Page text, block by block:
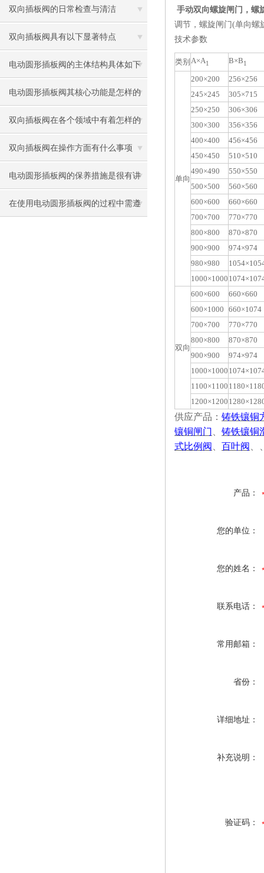
的多元应用
双向插板阀的日常检查与清洁
双向插板阀具有以下显著特点
电动圆形插板阀的主体结构具体如下
电动圆形插板阀其核心功能是怎样的
呢？
双向插板阀在各个领域中有着怎样的
作用呢？
双向插板阀在操作方面有什么事项
呢？
电动圆形插板阀的保养措施是很有讲
究的
在使用电动圆形插板阀的过程中需遵
手动双向螺旋闸门，螺
调节，螺旋闸门(单向螺
技术参数
类别 A×A1 B×B1
单向
200×200
256×256
245×245
305×715
250×250
306×306
300×300
356×356
400×400
456×456
450×450
510×510
490×490
550×550
500×500
560×560
600×600
660×660
700×700
770×770
800×800
870×870
900×900
974×974
980×980
1000×1000
双向
600×600
660×660
600×1000 660×1074
700×700
770×770
800×800
870×870
900×900
974×974
1000×1000
1100×1100
1200×1200
供应产品： 铸铁镶铜
镶铜闸门
铸铁镶铜
式比例阀
百叶阀
产品：
您的单位：
您的姓名：
联系电话：
常用邮箱：
省份：
详细地址：
补充说明：
验证码：